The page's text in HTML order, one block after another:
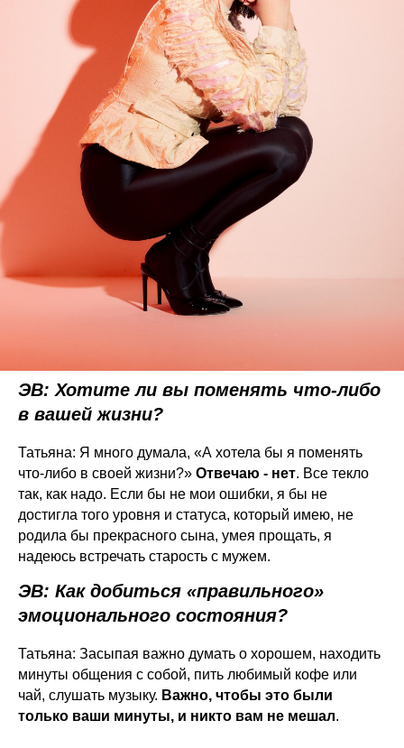
ЭВ: Хотите ли вы поменять что-либо
в вашей жизни?
Татьяна: Я много думала, «А хотела бы я поменять
что-либо в своей жизни?» Отвечаю - нет. Все текло
так, как надо. Если бы не мои ошибки, я бы не
достигла того уровня и статуса, который имею, не
родила бы прекрасного сына, умея прощать, я
надеюсь встречать старость с мужем.
ЭВ: Как добиться «правильного»
эмоционального состояния?
Татьяна: Засыпая важно думать о хорошем, находить
минуты общения с собой, пить любимый кофе или
чай, слушать музыку. Важно, чтобы это были
только ваши минуты, и никто вам не мешал.